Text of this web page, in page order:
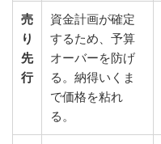
売
り
先
行
資金計画が確定
するため、予算
オーバーを防げ
る。納得いくま
で価格を粘れ
る。